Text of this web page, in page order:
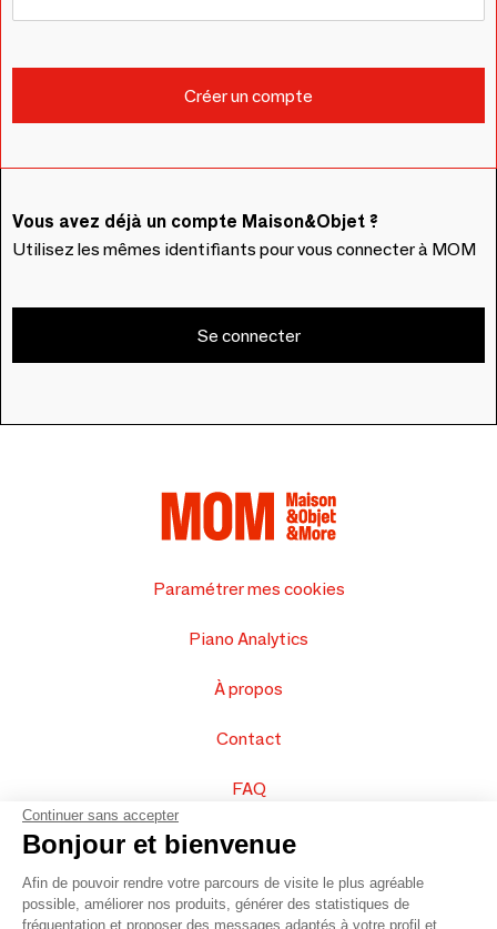
Vous avez déjà un compte Maison&Objet ?
Utilisez les mêmes identifiants pour vous connecter à MOM
Se connecter
Paramétrer mes cookies
Piano Analytics
À propos
Contact
FAQ
Vendez vos produits
Plan du site
Continuer sans accepter
Bonjour et bienvenue
Afin de pouvoir rendre votre parcours de visite le plus agréable
possible, améliorer nos produits, générer des statistiques de
fréquentation et proposer des messages adaptés à votre profil et